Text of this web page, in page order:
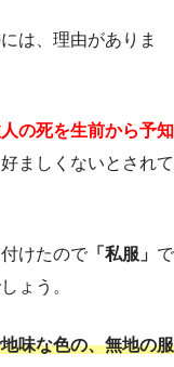
は、理由がありま
の死を生前から予知
ましくないとされて
けたので 「私服」 で
ょう。
味な色の、無地の服